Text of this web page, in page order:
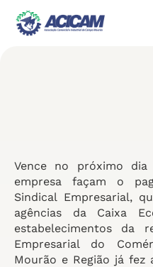
Vence no próximo
empresa façam o
Sindical Empresarial,
agências da Caixa
estabelecimentos da
Empresarial do
Mourão e Região já fez